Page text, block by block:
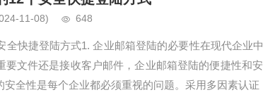
11-08) 648
全快捷登陆方式1. 企业邮箱登陆的必要性在现代企业
要文件还是接收客户邮件，企业邮箱登陆的便捷性和
全性是每个企业都必须重视的问题。采用多因素认证